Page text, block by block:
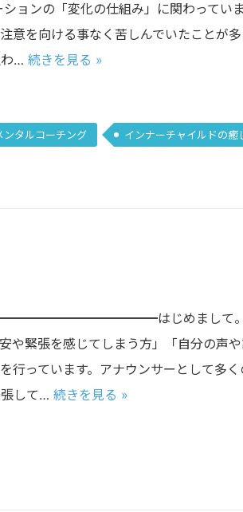
ョンの「変化の仕組み」に関わってい
意を向ける事なく苦しんでいたことが多
わ… 続きを見る »
ンタルコーチング インナーチャイルドの癒
はじめまして
や緊張を感じてしまう方」「自分の声
行っています。アナウンサーとして多く
して… 続きを見る »